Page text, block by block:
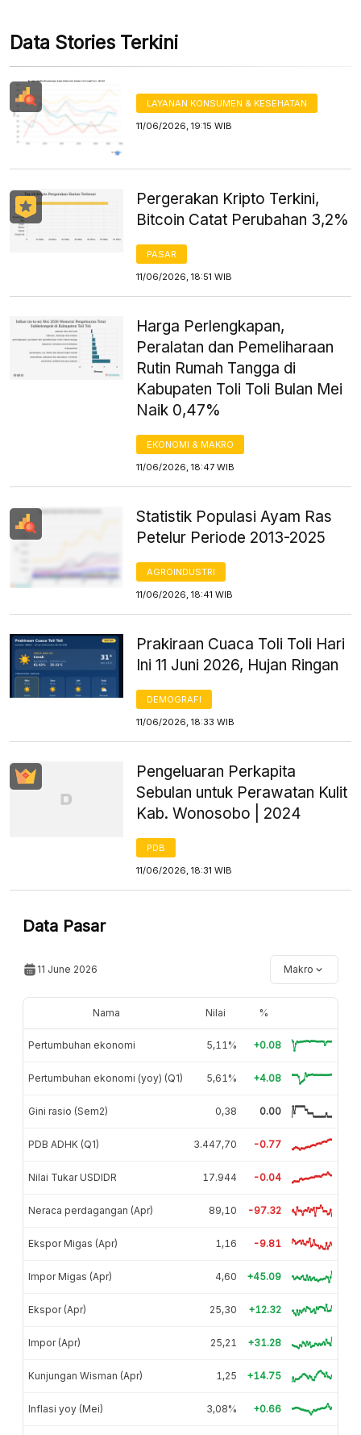
Data Stories Terkini
LAYANAN KONSUMEN & KESEHATAN
11/06/2026, 19:15 WIB
Pergerakan Kripto Terkini,
Bitcoin Catat Perubahan 3,2%
PASAR
11/06/2026, 18:51 WIB
Harga Perlengkapan,
Peralatan dan Pemeliharaan
Rutin Rumah Tangga di
Kabupaten Toli Toli Bulan Mei
Naik 0,47%
EKONOMI & MAKRO
11/06/2026, 18:47 WIB
Statistik Populasi Ayam Ras
Petelur Periode 2013-2025
AGROINDUSTRI
11/06/2026, 18:41 WIB
Prakiraan Cuaca Toli Toli Hari
Ini 11 Juni 2026, Hujan Ringan
DEMOGRAFI
11/06/2026, 18:33 WIB
Pengeluaran Perkapita
Sebulan untuk Perawatan Kulit
Kab. Wonosobo | 2024
PDB
11/06/2026, 18:31 WIB
Data Pasar
11 June 2026 Makro
Nama Nilai %
Pertumbuhan ekonomi 5,11% +0.08
Pertumbuhan ekonomi (yoy) (Q1) 5,61% +4.08
Gini rasio (Sem2) 0,38 0.00
PDB ADHK (Q1) 3.447,70 -0.77
Nilai Tukar USDIDR 17.944 -0.04
Neraca perdagangan (Apr) 89,10 -97.32
Ekspor Migas (Apr) 1,16 -9.81
Impor Migas (Apr) 4,60 +45.09
Ekspor (Apr) 25,30 +12.32
Impor (Apr) 25,21 +31.28
Kunjungan Wisman (Apr) 1,25 +14.75
Inflasi yoy (Mei) 3,08% +0.66